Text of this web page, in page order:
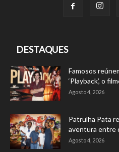
DESTAQUES
Famosos
‘Playback’, o
Agosto 4, 2026
Patrulha Pata
aventura entre
Agosto 4, 2026